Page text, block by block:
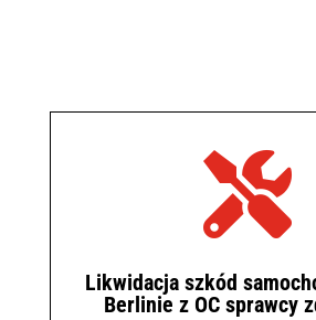

Likwidacja szkód
Berlinie z OC sprawcy